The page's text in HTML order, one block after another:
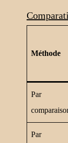
Méthode
Par
Par